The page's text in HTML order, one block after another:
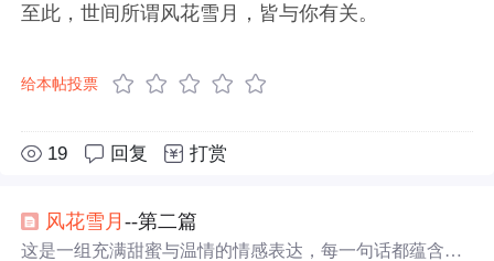
至此，世间所谓风花雪月，皆与你有关。
给本帖投票
19 回复 打赏
风花雪 月--第二篇
这是一组充满甜蜜与温情的情感表达，每一句话都蕴含着